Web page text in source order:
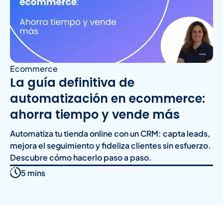
Ecommerce
La guía definitiva de
automatización en ecommerce:
ahorra tiempo y vende más
Automatiza tu tienda online con un CRM: capta leads,
mejora el seguimiento y fideliza clientes sin esfuerzo.
Descubre cómo hacerlo paso a paso.
5 mins